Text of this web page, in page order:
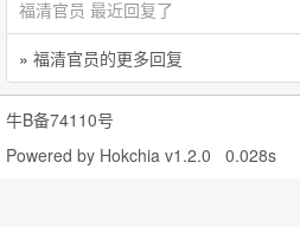
福清官员 最近回复了
» 福清官员的更多回复
牛B备74110号
Powered by Hokchia v1.2.0 0.028s